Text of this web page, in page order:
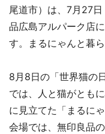
尾道市）は、7月27
品広島アルパーク店
す。まるにゃんと暮
8月8日の「世界猫の
では、人と猫がとも
に見立てた「まるに
会場では、無印良品